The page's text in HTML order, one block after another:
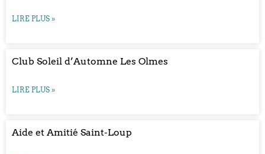
LIRE PLUS »
Club Soleil d’Automne Les Olmes
LIRE PLUS »
Aide et Amitié Saint-Loup